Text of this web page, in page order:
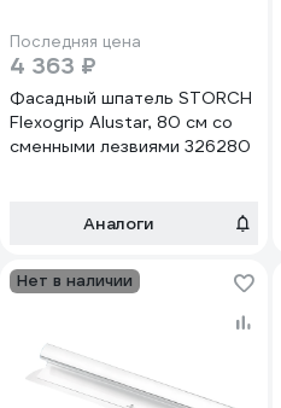
Последняя цена
4 363 ₽
Фасадный шпатель STORCH
Flexogrip Alustar, 80 см со
сменными лезвиями 326280
Аналоги
Нет в наличии